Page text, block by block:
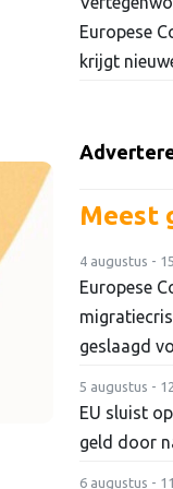
Europese
krijgt
Meest
4 augustus -
Europese
geslaagd
5 augustus -
EU sluist
geld door
6 augustus -